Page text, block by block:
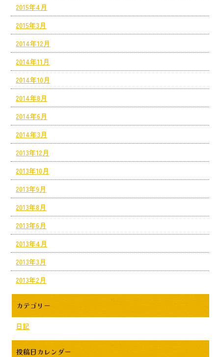
2015年4月
2015年3月
2014年12月
2014年11月
2014年10月
2014年8月
2014年6月
2014年3月
2013年12月
2013年10月
2013年9月
2013年8月
2013年6月
2013年4月
2013年3月
2013年2月
カテゴリー
日記
投稿日カレンダー